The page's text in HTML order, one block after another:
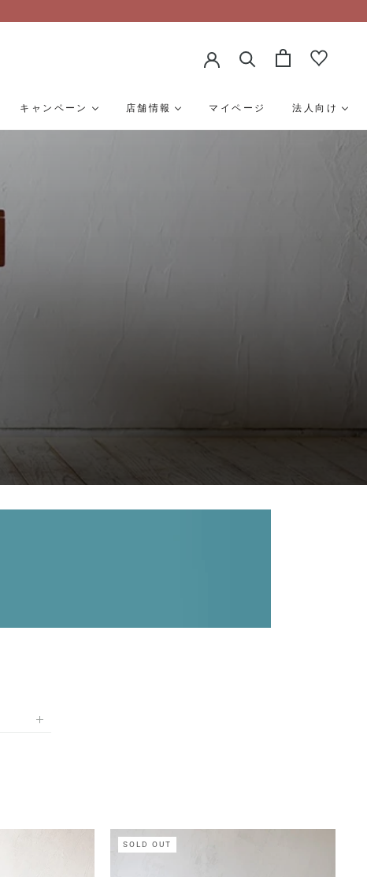
キャンペーン
店舗情報 マイページ 法人向け
SOLD OUT